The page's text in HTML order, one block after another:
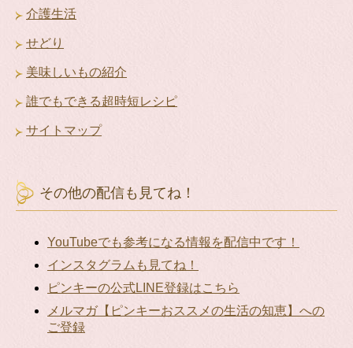
介護生活
せどり
美味しいもの紹介
誰でもできる超時短レシピ
サイトマップ
その他の配信も見てね！
YouTubeでも参考になる情報を配信中です！
インスタグラムも見てね！
ピンキーの公式LINE登録はこちら
メルマガ【ピンキーおススメの生活の知恵】への
ご登録